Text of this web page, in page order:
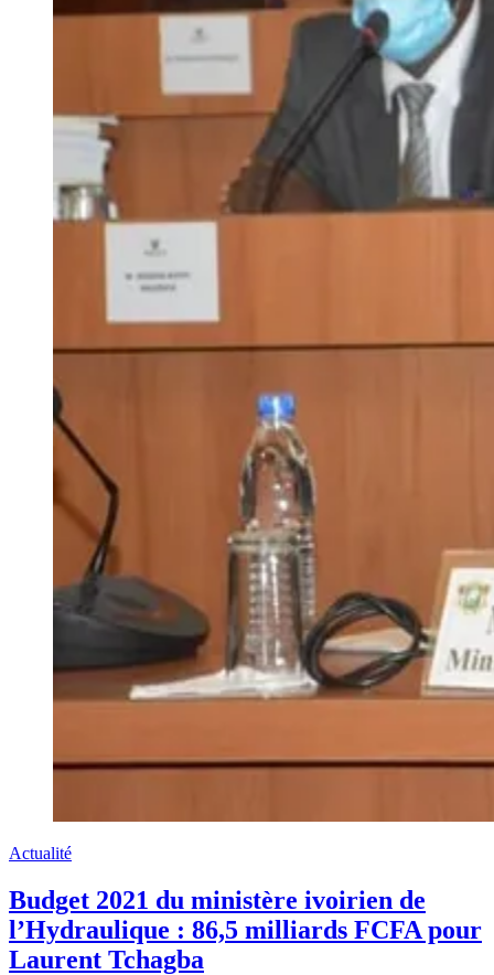
Actualité
Budget 2021 du ministère ivoirien de
l’Hydraulique : 86,5 milliards FCFA pour
Laurent Tchagba